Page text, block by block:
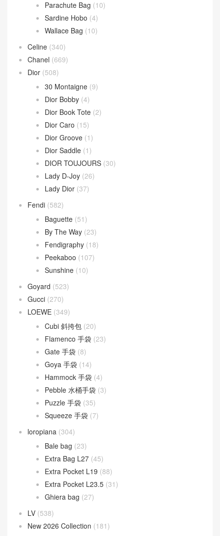
Parachute Bag (10)
Sardine Hobo (4)
Wallace Bag (10)
Celine (340)
Chanel (669)
Dior (508)
30 Montaigne (9)
Dior Bobby (4)
Dior Book Tote (2)
Dior Caro (15)
Dior Groove (1)
Dior Saddle (1)
DIOR TOUJOURS (30)
Lady D-Joy (26)
Lady Dior (37)
Fendi (582)
Baguette (51)
By The Way (23)
Fendigraphy (18)
Peekaboo (107)
Sunshine (10)
Goyard (523)
Gucci (270)
LOEWE (349)
Cubi 斜挎包 (20)
Flamenco 手袋 (23)
Gate 手袋 (8)
Goya 手袋 (14)
Hammock 手袋 (4)
Pebble 水桶手袋 (3)
Puzzle 手袋 (35)
Squeeze 手袋 (7)
loropiana (304)
Bale bag (23)
Extra Bag L27 (45)
Extra Pocket L19 (88)
Extra Pocket L23.5 (31)
Ghiera bag (27)
LV (538)
New 2026 Collection (181)